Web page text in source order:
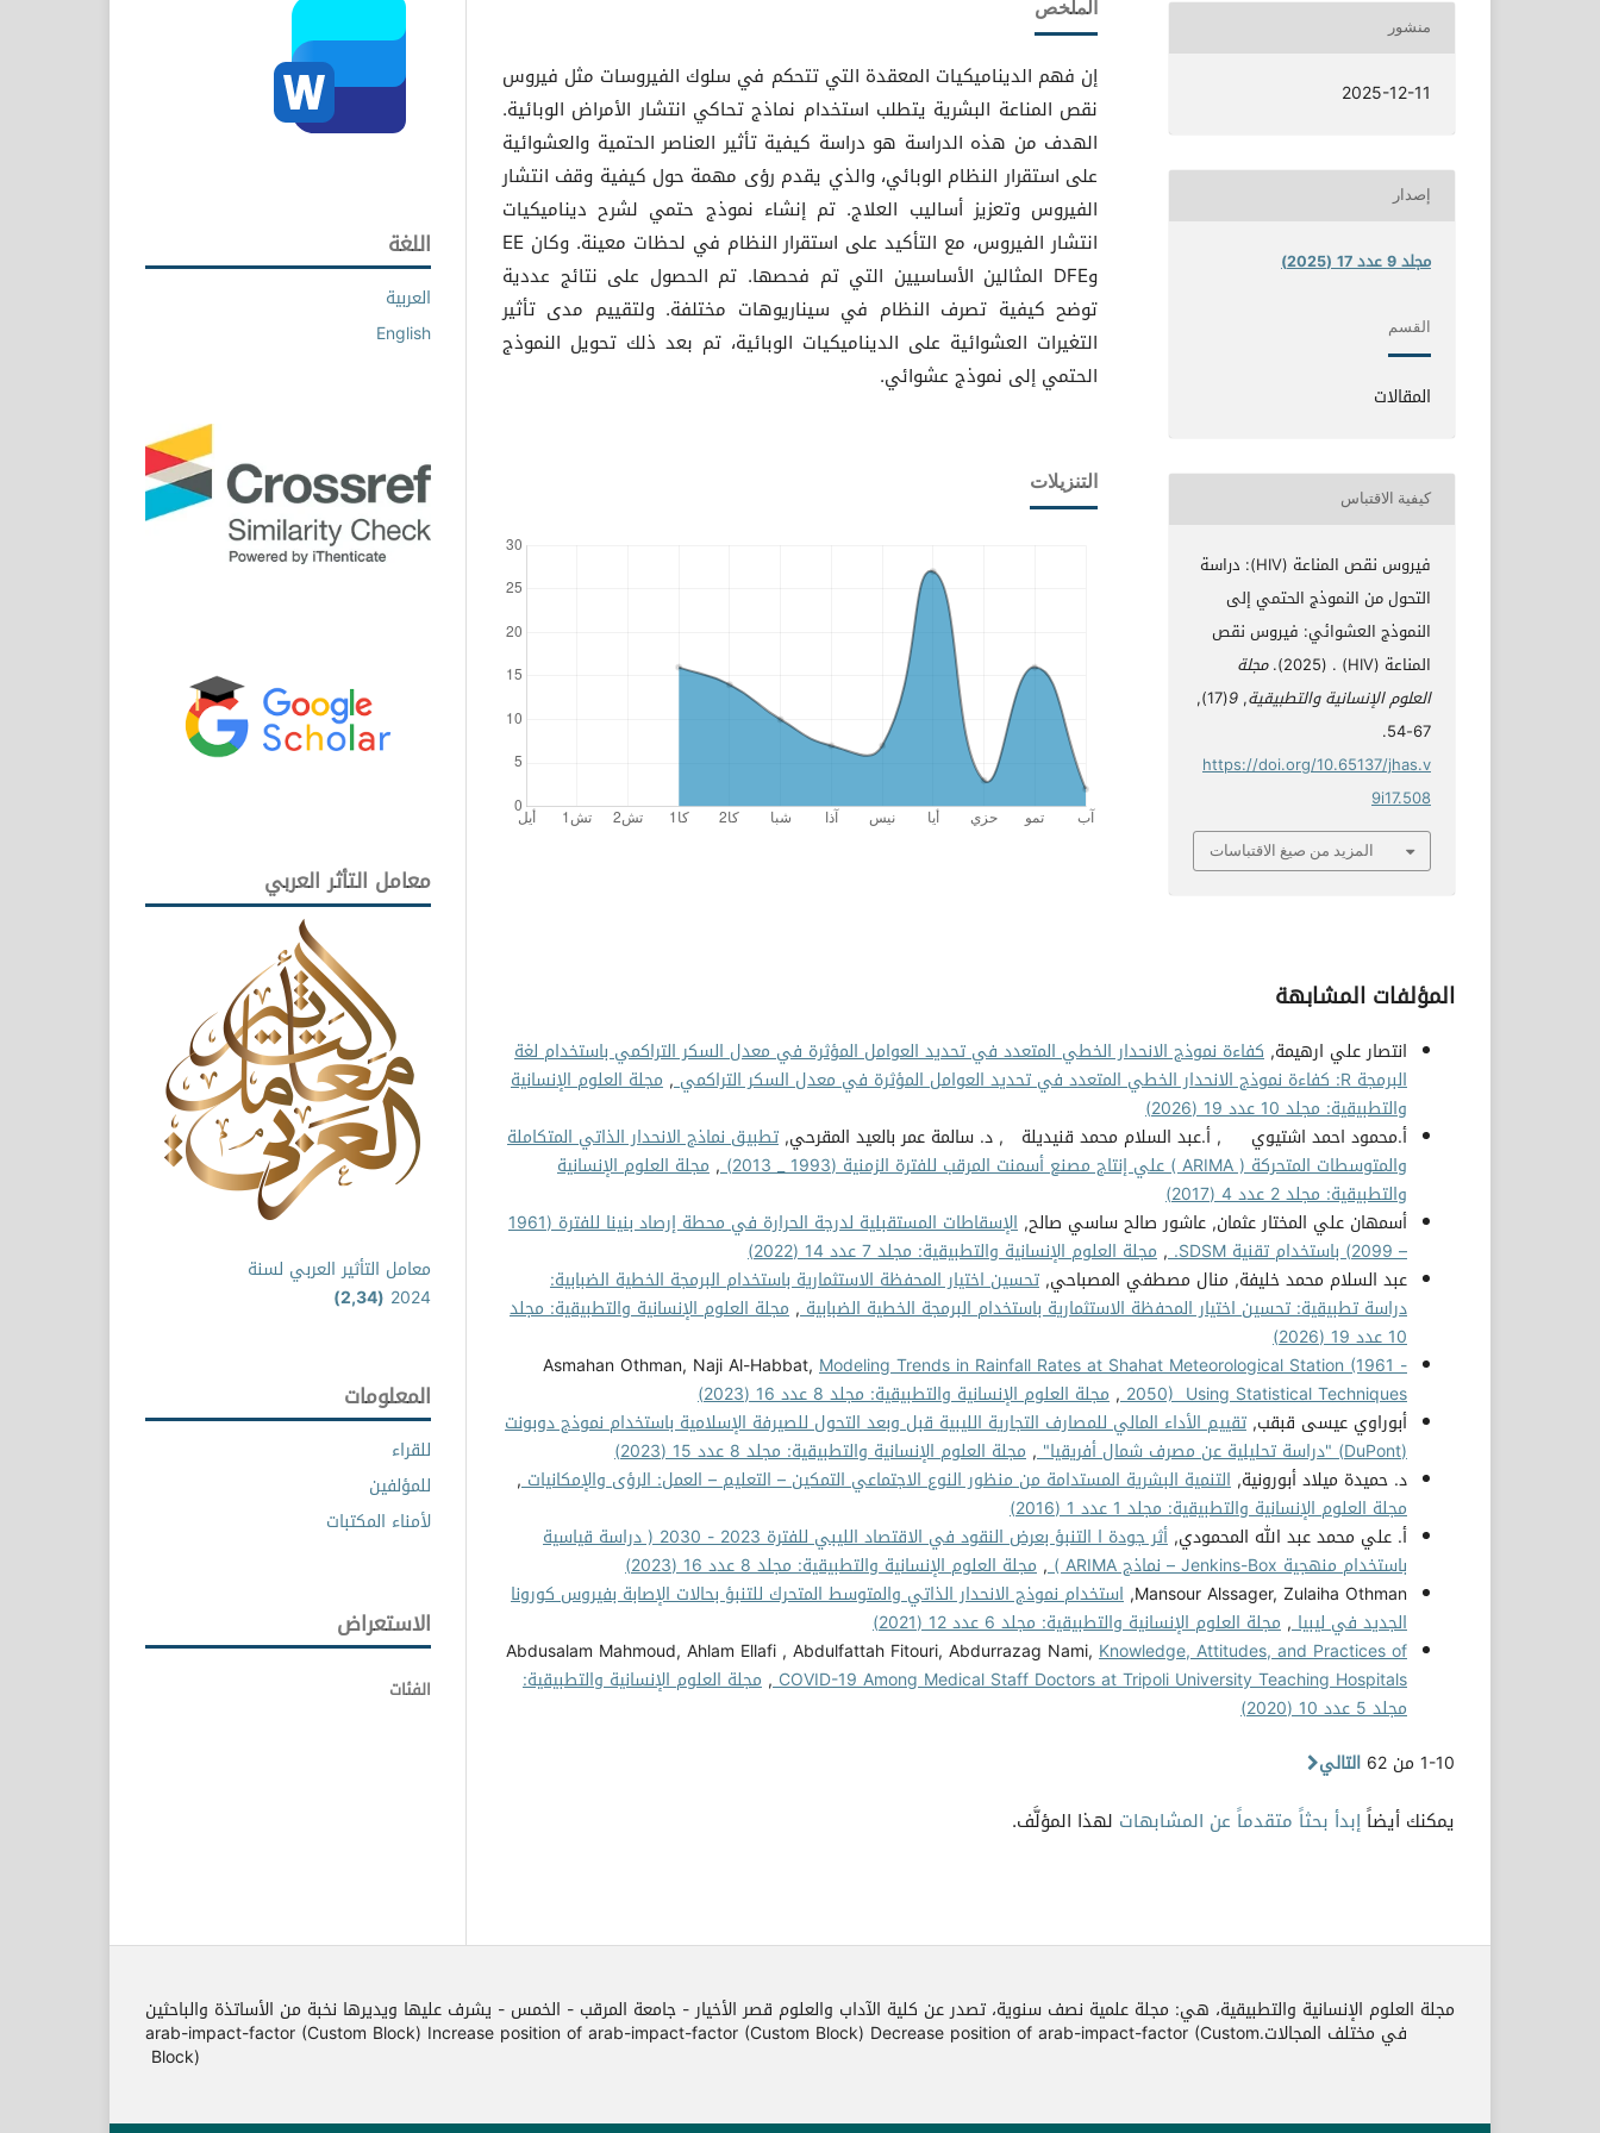
الملخص
إن فهم الديناميكيات المعقدة التي تتحكم في سلوك الفيروسات مثل فيروس
نقص المناعة البشرية يتطلب استخدام نماذج تحاكي انتشار الأمراض الوبائية.
الهدف من هذه الدراسة هو دراسة كيفية تأثير العناصر الحتمية والعشوائية
على استقرار النظام الوبائي، والذي يقدم رؤى مهمة حول كيفية وقف انتشار
الفيروس وتعزيز أساليب العلاج. تم إنشاء نموذج حتمي لشرح ديناميكيات
انتشار الفيروس، مع التأكيد على استقرار النظام في لحظات معينة. وكان EE
وDFE المثالين الأساسيين التي تم فحصها. تم الحصول على نتائج عددية
توضح كيفية تصرف النظام في سيناريوهات مختلفة. ولتقييم مدى تأثير
التغيرات العشوائية على الديناميكيات الوبائية، تم بعد ذلك تحويل النموذج
الحتمي إلى نموذج عشوائي.
التنزيلات
منشور
2025-12-11
إصدار
مجلد 9 عدد 17 (2025)
القسم
المقالات
كيفية الاقتباس
فيروس نقص المناعة (HIV): دراسة
التحول من النموذج الحتمي إلى
النموذج العشوائي: فيروس نقص
المناعة (HIV) . (2025).
مجلة
العلوم الإنسانية والتطبيقية,
9
(17),
67-54.
https://doi.org/10.65137/jhas.v
9i17.508
المزيد من صيغ الاقتباسات
المؤلفات المشابهة
انتصار علي ارهيمة, كفاءة نموذج الانحدار الخطي المتعدد في تحديد العوامل المؤثرة في معدل السكر التراكمي باستخدام لغة
البرمجة R: كفاءة نموذج الانحدار الخطي المتعدد في تحديد العوامل المؤثرة في معدل السكر التراكمي
, مجلة العلوم الإنسانية
والتطبيقية: مجلد 10 عدد 19 (2026)
أ.محمود احمد اشتيوي , أ.عبد السلام محمد قنيديلة , د. سالمة عمر بالعيد المقرحي, تطبيق نماذج الانحدار الذاتي المتكاملة
والمتوسطات المتحركة ( ARIMA ) علي إنتاج مصنع أسمنت المرقب للفترة الزمنية (1993 _ 2013)
, مجلة العلوم الإنسانية
والتطبيقية: مجلد 2 عدد 4 (2017)
أسمهان علي المختار عثمان, عاشور صالح ساسي صالح,
الإسقاطات المستقبلية لدرجة الحرارة في محطة إرصاد بنينا للفترة (1961
– 2099) باستخدام تقنية SDSM.
, مجلة العلوم الإنسانية والتطبيقية: مجلد 7 عدد 14 (2022)
عبد السلام محمد خليفة, منال مصطفي المصباحي, تحسين اختيار المحفظة الاستثمارية باستخدام البرمجة الخطية الضبابية:
دراسة تطبيقية: تحسين اختيار المحفظة الاستثمارية باستخدام البرمجة الخطية الضبابية, مجلة العلوم الإنسانية والتطبيقية: مجلد
10 عدد 19 (2026)
Asmahan Othman, Naji Al-Habbat, Modeling Trends in Rainfall Rates at Shahat Meteorological Station (1961 -
2050) Using Statistical Techniques
, مجلة العلوم الإنسانية والتطبيقية: مجلد 8 عدد 16 (2023)
أبوراوي عيسى قبقب, تقييم الأداء المالي للمصارف التجارية الليبية قبل وبعد التحول للصيرفة الإسلامية باستخدام نموذج دوبونت
(DuPont) "دراسة تحليلية عن مصرف شمال أفريقيا"
, مجلة العلوم الإنسانية والتطبيقية: مجلد 8 عدد 15 (2023)
د. حميدة ميلاد أبورونية, التنمية البشرية المستدامة من منظور النوع الاجتماعي التمكين – التعليم – العمل: الرؤى والإمكانيات,
مجلة العلوم الإنسانية والتطبيقية: مجلد 1 عدد 1 (2016)
أ. علي محمد عبد الله المحمودي,
أثر جودة ا التنبؤ بعرض النقود في الاقتصاد الليبي للفترة 2023 - 2030 ( دراسة قياسية
باستخدام منهجية Jenkins-Box – نماذج ARIMA )
, مجلة العلوم الإنسانية والتطبيقية: مجلد 8 عدد 16 (2023)
Mansour Alssager, Zulaiha Othman, استخدام نموذج الانحدار الذاتي والمتوسط المتحرك للتنبؤ بحالات الإصابة بفيروس كورونا
الجديد في ليبيا, مجلة العلوم الإنسانية والتطبيقية: مجلد 6 عدد 12 (2021)
Abdusalam Mahmoud, Ahlam Ellafi , Abdulfattah Fitouri, Abdurrazag Nami, Knowledge, Attitudes, and Practices of
COVID-19 Among Medical Staff Doctors at Tripoli University Teaching Hospitals
, مجلة العلوم الإنسانية والتطبيقية:
مجلد 5 عدد 10 (2020)
1-10 من 62
التالي
يمكنك أيضاًإبدأ بحثاً متقدماً عن المشابهات لهذا المؤلَّف.
اللغة
العربية
English
معامل التأثر العربي
معامل التأثير العربي لسنة
2024
(2,34)
المعلومات
للقراء
للمؤلفين
لأمناء المكتبات
الاستعراض
الفئات
مجلة العلوم الإنسانية والتطبيقية، هي: مجلة علمية نصف سنوية، تصدر عن كلية الآداب والعلوم قصر الأخيار - جامعة المرقب - الخمس - يشرف عليها ويديرها نخبة من الأساتذة والباحثين
في مختلف المجالات.arab-impact-factor (Custom Block) Increase position of arab-impact-factor (Custom Block) Decrease position of arab-impact-factor (Custom
Block)